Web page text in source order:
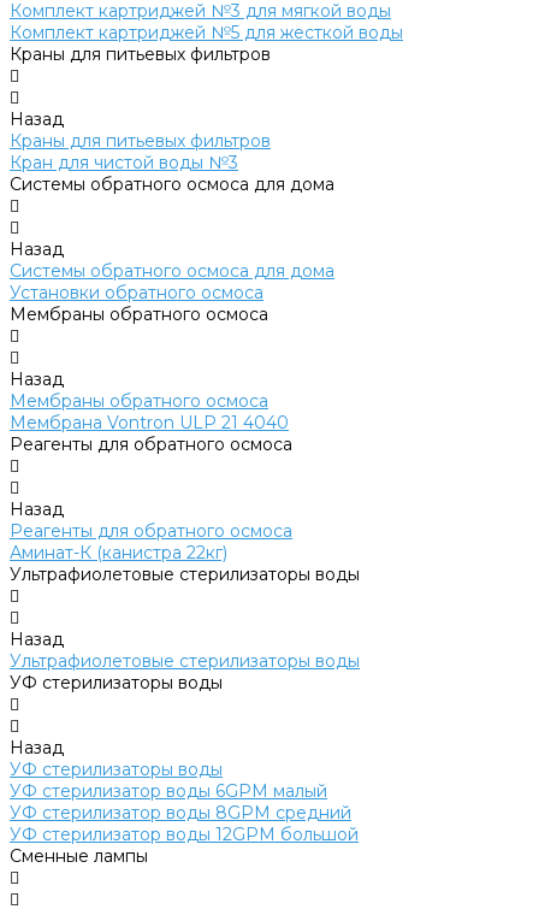
Комплект картриджей №3 для мягкой воды
Комплект картриджей №5 для жесткой воды
Краны для питьевых фильтров
Назад
Краны для питьевых фильтров
Кран для чистой воды №3
Системы обратного осмоса для дома
Назад
Системы обратного осмоса для дома
Установки обратного осмоса
Мембраны обратного осмоса
Назад
Мембраны обратного осмоса
Мембрана Vontron ULP 21 4040
Реагенты для обратного осмоса
Назад
Реагенты для обратного осмоса
Аминат-К (канистра 22кг)
Ультрафиолетовые стерилизаторы воды
Назад
Ультрафиолетовые стерилизаторы воды
УФ стерилизаторы воды
Назад
УФ стерилизаторы воды
УФ стерилизатор воды 6GPM малый
УФ стерилизатор воды 8GPM средний
УФ стерилизатор воды 12GPM большой
Сменные лампы